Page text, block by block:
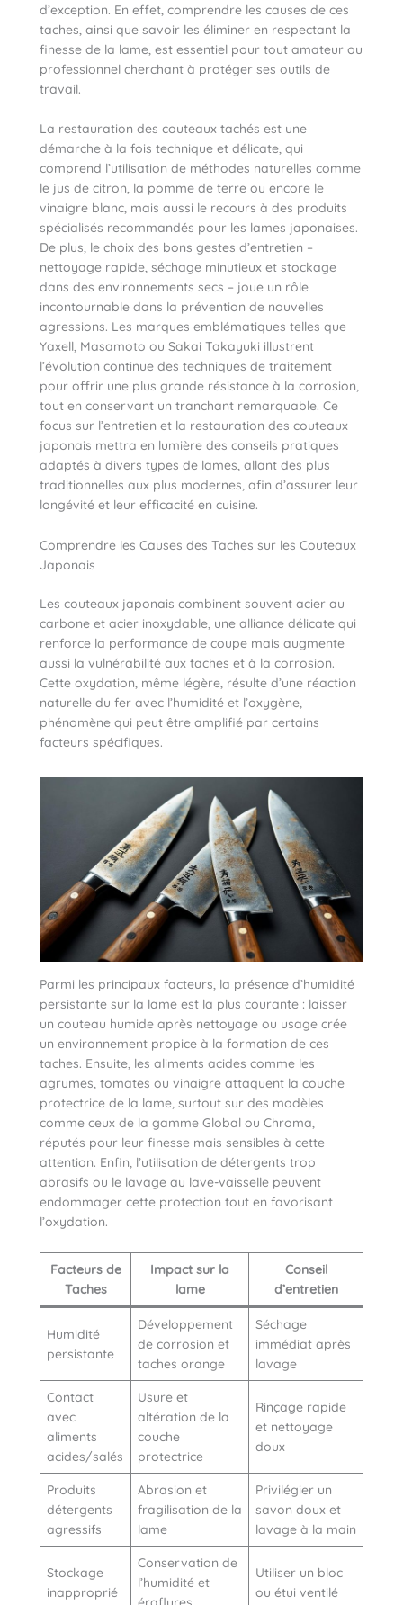
d’exception. En effet, comprendre les causes de ces
taches, ainsi que savoir les éliminer en respectant la
finesse de la lame, est essentiel pour tout amateur ou
professionnel cherchant à protéger ses outils de
travail.
La restauration des couteaux tachés est une
démarche à la fois technique et délicate, qui
comprend l’utilisation de méthodes naturelles comme
le jus de citron, la pomme de terre ou encore le
vinaigre blanc, mais aussi le recours à des produits
spécialisés recommandés pour les lames japonaises.
De plus, le choix des bons gestes d’entretien –
nettoyage rapide, séchage minutieux et stockage
dans des environnements secs – joue un rôle
incontournable dans la prévention de nouvelles
agressions. Les marques emblématiques telles que
Yaxell, Masamoto ou Sakai Takayuki illustrent
l’évolution continue des techniques de traitement
pour offrir une plus grande résistance à la corrosion,
tout en conservant un tranchant remarquable. Ce
focus sur l’entretien et la restauration des couteaux
japonais mettra en lumière des conseils pratiques
adaptés à divers types de lames, allant des plus
traditionnelles aux plus modernes, afin d’assurer leur
longévité et leur efficacité en cuisine.
Comprendre les Causes des Taches sur les Couteaux
Japonais
Les couteaux japonais combinent souvent acier au
carbone et acier inoxydable, une alliance délicate qui
renforce la performance de coupe mais augmente
aussi la vulnérabilité aux taches et à la corrosion.
Cette oxydation, même légère, résulte d’une réaction
naturelle du fer avec l’humidité et l’oxygène,
phénomène qui peut être amplifié par certains
facteurs spécifiques.
Parmi les principaux facteurs, la présence d’humidité
persistante sur la lame est la plus courante : laisser
un couteau humide après nettoyage ou usage crée
un environnement propice à la formation de ces
taches. Ensuite, les aliments acides comme les
agrumes, tomates ou vinaigre attaquent la couche
protectrice de la lame, surtout sur des modèles
comme ceux de la gamme Global ou Chroma,
réputés pour leur finesse mais sensibles à cette
attention. Enfin, l’utilisation de détergents trop
abrasifs ou le lavage au lave-vaisselle peuvent
endommager cette protection tout en favorisant
l’oxydation.
Facteurs de
Taches
Impact sur la
lame
Conseil
d’entretien
Humidité
persistante
Développement
de corrosion et
taches orange
Séchage
immédiat après
lavage
Contact
avec
aliments
acides/salés
Usure et
altération de la
couche
protectrice
Rinçage rapide
et nettoyage
doux
Produits
détergents
agressifs
Abrasion et
fragilisation de la
lame
Privilégier un
savon doux et
lavage à la main
Stockage
inapproprié
Conservation de
l’humidité et
Utiliser un bloc
ou étui ventilé